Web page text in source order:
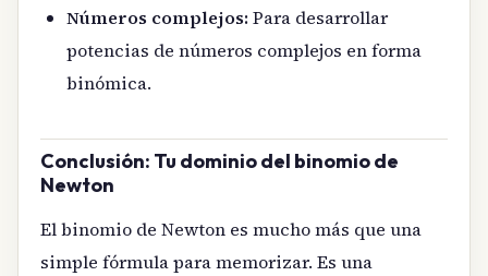
Números complejos:Para desarrollar
potencias de números complejos en forma
binómica.
Conclusión: Tu dominio del binomio de
Newton
El binomio de Newton es mucho más que una
simple fórmula para memorizar. Es una